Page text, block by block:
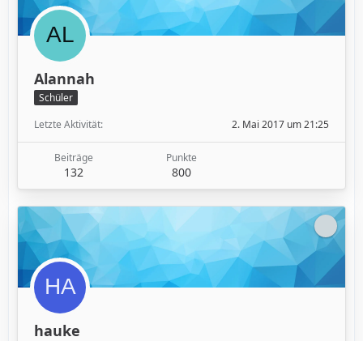
Alannah
Schüler
Letzte Aktivität
2. Mai 2017 um 21:25
Beiträge
132
Punkte
800
hauke